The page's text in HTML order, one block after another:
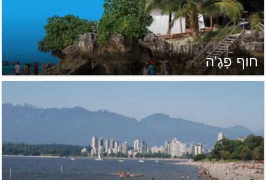
חוף פָּגֶ'ה